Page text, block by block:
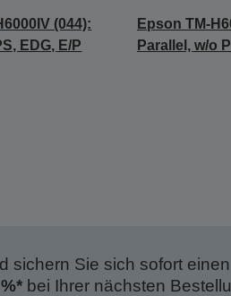
(044):
EDG, E/P
Epson TM-
Parallel, w/o
sichern Sie sich sofort einen
bei Ihrer nächsten